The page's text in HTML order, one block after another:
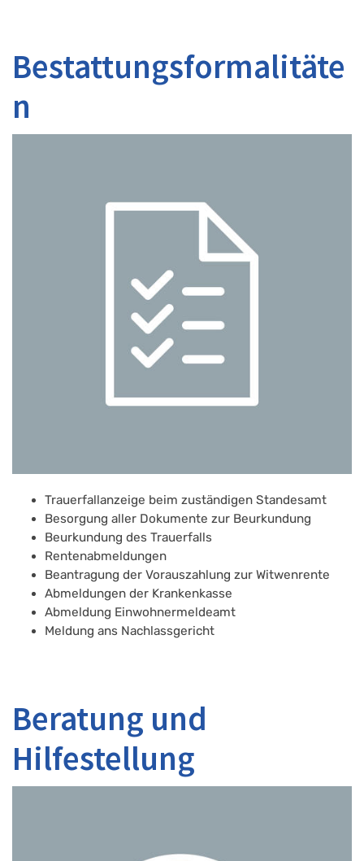
Bestattungsformalitäte
n
Trauerfallanzeige beim zuständigen Standesamt
Besorgung aller Dokumente zur Beurkundung
Beurkundung des Trauerfalls
Rentenabmeldungen
Beantragung der Vorauszahlung zur Witwenrente
Abmeldungen der Krankenkasse
Abmeldung Einwohnermeldeamt
Meldung ans Nachlassgericht
Beratung und
Hilfestellung